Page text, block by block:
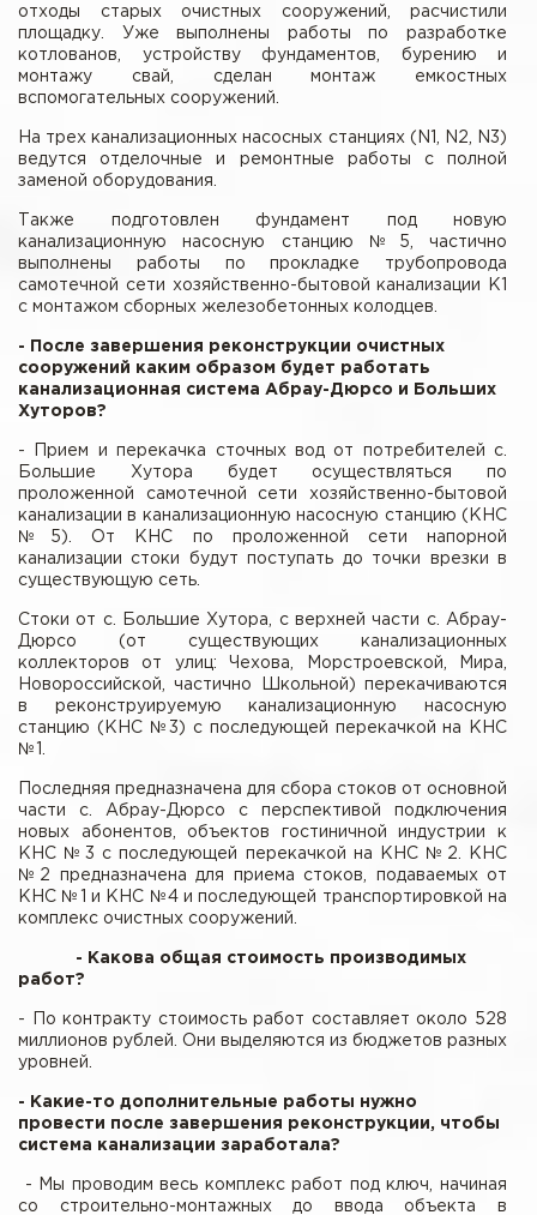
отходы старых очистных сооружений, расчистили
площадку. Уже выполнены работы по разработке
котлованов, устройству фундаментов, бурению и
монтажу свай, сделан монтаж емкостных
вспомогательных сооружений.
На трех канализационных насосных станциях (N1, N2, N3)
ведутся отделочные и ремонтные работы с полной
заменой оборудования.
Также подготовлен фундамент под новую
канализационную насосную станцию №5, частично
выполнены работы по прокладке трубопровода
самотечной сети хозяйственно-бытовой канализации К1
с монтажом сборных железобетонных колодцев.
- После завершения реконструкции очистных
сооружений каким образом будет работать
канализационная система Абрау-Дюрсо и Больших
Хуторов?
- Прием и перекачка сточных вод от потребителей с.
Большие Хутора будет осуществляться по
проложенной самотечной сети хозяйственно-бытовой
канализации в канализационную насосную станцию (КНС
№5). От КНС по проложенной сети напорной
канализации стоки будут поступать до точки врезки в
существующую сеть.
Стоки от с. Большие Хутора, с верхней части с. Абрау-
Дюрсо (от существующих канализационных
коллекторов от улиц: Чехова, Морстроевской, Мира,
Новороссийской, частично Школьной) перекачиваются
в реконструируемую канализационную насосную
станцию (КНС №3) с последующей перекачкой на КНС
№1.
Последняя предназначена для сбора стоков от основной
части с. Абрау-Дюрсо с перспективой подключения
новых абонентов, объектов гостиничной индустрии к
КНС №3 с последующей перекачкой на КНС №2. КНС
№2 предназначена для приема стоков, подаваемых от
КНС №1 и КНС №4 и последующей транспортировкой на
комплекс очистных сооружений.
- Какова общая стоимость производимых
работ?
- По контракту стоимость работ составляет около 528
миллионов рублей. Они выделяются из бюджетов разных
уровней.
- Какие-то дополнительные работы нужно
провести после завершения реконструкции, чтобы
система канализации заработала?
- Мы проводим весь комплекс работ под ключ, начиная
со строительно-монтажных до ввода объекта в